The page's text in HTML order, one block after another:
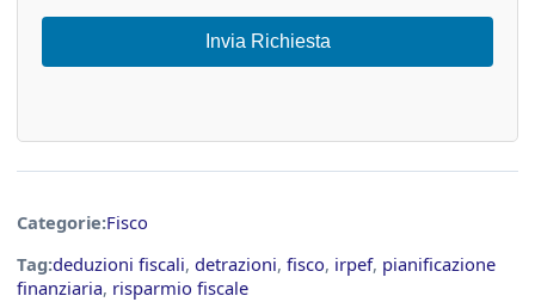
Invia Richiesta
Categorie:Fisco
Tag:deduzioni fiscali, detrazioni, fisco, irpef, pianificazione
finanziaria, risparmio fiscale